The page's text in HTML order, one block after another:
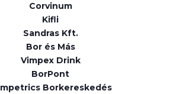
Corvinum
Kifli
Sandras Kft.
Bor és Más
Vimpex Drink
BorPont
Borkereskedés